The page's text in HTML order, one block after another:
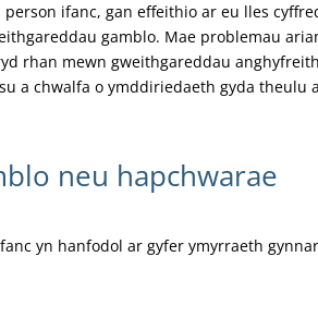
ifanc, gan effeithio ar eu lles
gamblo. Mae problemau
rhan mewn gweithgareddau
a chwalfa o ymddiriedaeth gyda theulu
neu hapchwarae
yn hanfodol ar gyfer ymyrraeth